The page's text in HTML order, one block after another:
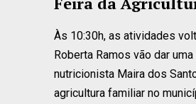
Às 10:30h, as atividades
Roberta Ramos vão dar
nutricionista Maira dos
agricultura familiar no